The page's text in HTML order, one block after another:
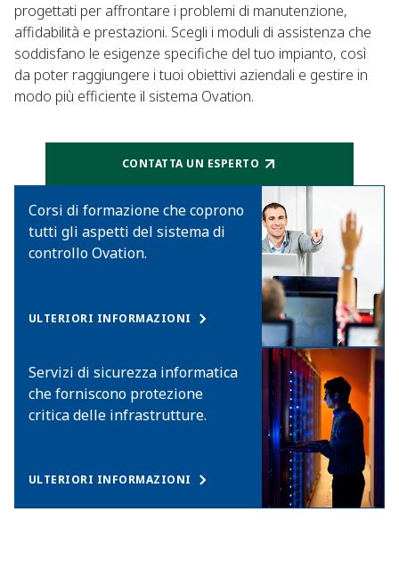
progettati per affrontare i problemi di manutenzione,
affidabilità e prestazioni. Scegli i moduli di assistenza che
soddisfano le esigenze specifiche del tuo impianto, così
da poter raggiungere i tuoi obiettivi aziendali e gestire in
modo più efficiente il sistema Ovation.
CONTATTA UN ESPERTO
Corsi di formazione che coprono
tutti gli aspetti del sistema di
controllo Ovation.
ULTERIORI INFORMAZIONI
Servizi di sicurezza informatica
che forniscono protezione
critica delle infrastrutture.
ULTERIORI INFORMAZIONI